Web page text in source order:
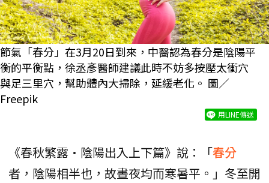
節氣「春分」在3月20日到來，中醫認為春分是陰陽平
衡的平衡點，徐丞彥醫師建議此時不妨多按壓太衝穴
與足三里穴，幫助體內大掃除，延緩老化。 圖／
Freepik
用LINE傳送
《春秋繁露·陰陽出入上下篇》說：「春分
者，陰陽相半也，故晝夜均而寒暑平。」冬至開